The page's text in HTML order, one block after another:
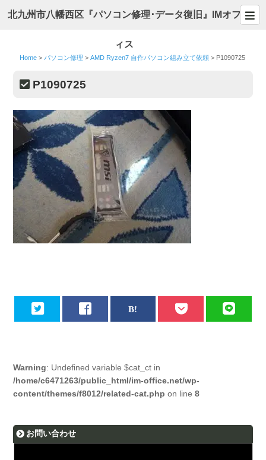
北九州市八幡西区『パソコン修理･データ復旧』IMオフ
ィス
Home > パソコン修理 >AMD Ryzen7 自作パソコン組み立て依頼 > P1090725
P1090725
Warning: Undefined variable $cat_ct in
/home/c6471263/public_html/im-office.net/wp-
content/themes/f8012/related-cat.php on line8
お問い合わせ